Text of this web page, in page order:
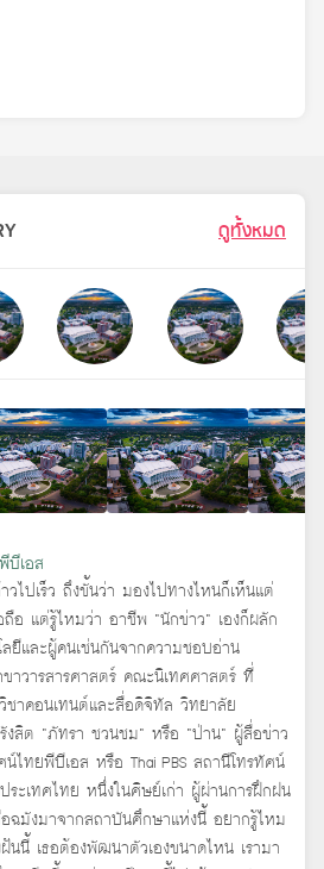
ดูทั้งหมด
บีเอส
วไปเร็ว ถึงขั้นว่า มองไปทางไหนก็เห็นแต่
อ แต่รู้ไหมว่า อาชีพ “นักข่าว” เองก็ผลัก
ลยีและผู้คนเช่นกันจากความชอบอ่าน
ขาวารสารศาสตร์ คณะนิเทศศาสตร์ ที่
าคอนเทนต์และสื่อดิจิทัล วิทยาลัย
สิต “ภัทรา ชวนชม” หรือ “ป่าน” ผู้สื่อข่าว
ไทยพีบีเอส หรือ Thai PBS สถานีโทรทัศน์
ะเทศไทย หนึ่งในศิษย์เก่า ผู้ผ่านการฝึกฝน
ฉมังมาจากสถาบันศึกษาแห่งนี้ อยากรู้ไหม
นนี้ เธอต้องพัฒนาตัวเองขนาดไหน เรามา